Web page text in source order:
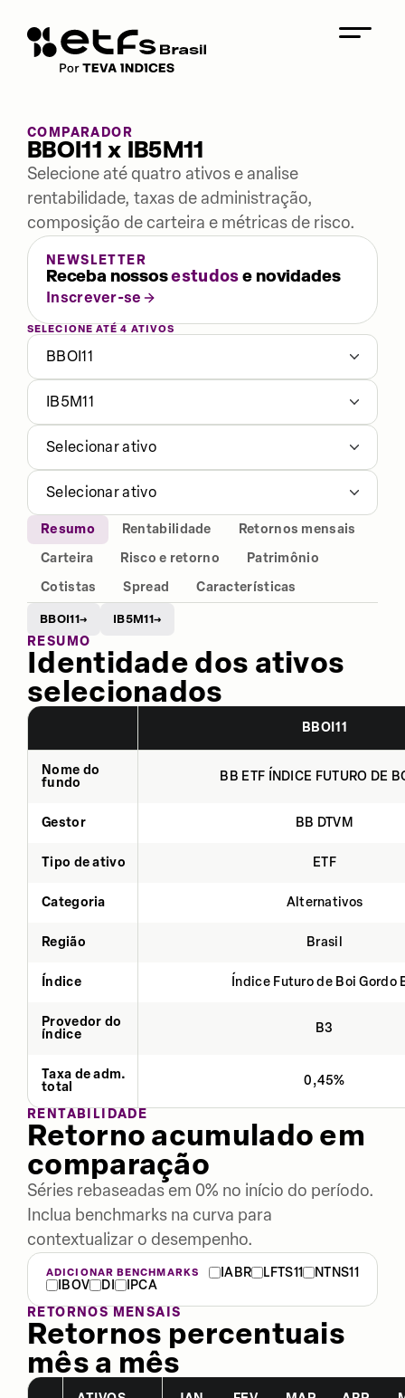
COMPARADOR
BBOI11 x IB5M11
Selecione até quatro ativos e analise
rentabilidade, taxas de administração,
composição de carteira e métricas de risco.
NEWSLETTER
Receba nossosestudose novidades
Inscrever-se
SELECIONE ATÉ 4 ATIVOS
BBOI11
IB5M11
Selecionar ativo
Selecionar ativo
Resumo Rentabilidade
Retornos mensais
Carteira
Risco e retorno
Patrimônio
Cotistas
Spread Características
BBOI11→ IB5M11→
RESUMO
Identidade dos ativos
selecionados
BBOI11
Nome do
fundo
BB ETF ÍNDICE FUTURO DE
Gestor BB DTVM
Tipo de ativo ETF
Categoria Alternativos
Região Brasil
Índice Índice Futuro de Boi Gordo
Provedor do
índice
B3
Taxa de adm.
total
0,45%
RENTABILIDADE
Retorno acumulado em
comparação
Séries rebaseadas em 0% no início do período.
Inclua benchmarks na curva para
contextualizar o desempenho.
ADICIONAR BENCHMARKS IABR LFTS11
NTNS11
IBOV
DI
IPCA
RETORNOS MENSAIS
Retornos percentuais
mês a mês